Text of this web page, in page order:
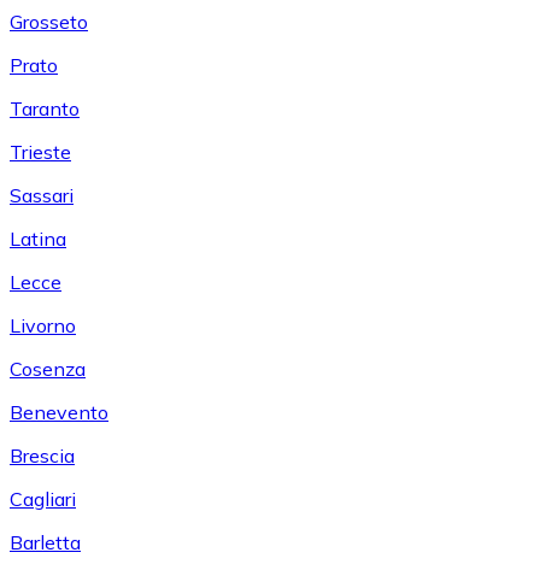
Grosseto
Prato
Taranto
Trieste
Sassari
Latina
Lecce
Livorno
Cosenza
Benevento
Brescia
Cagliari
Barletta